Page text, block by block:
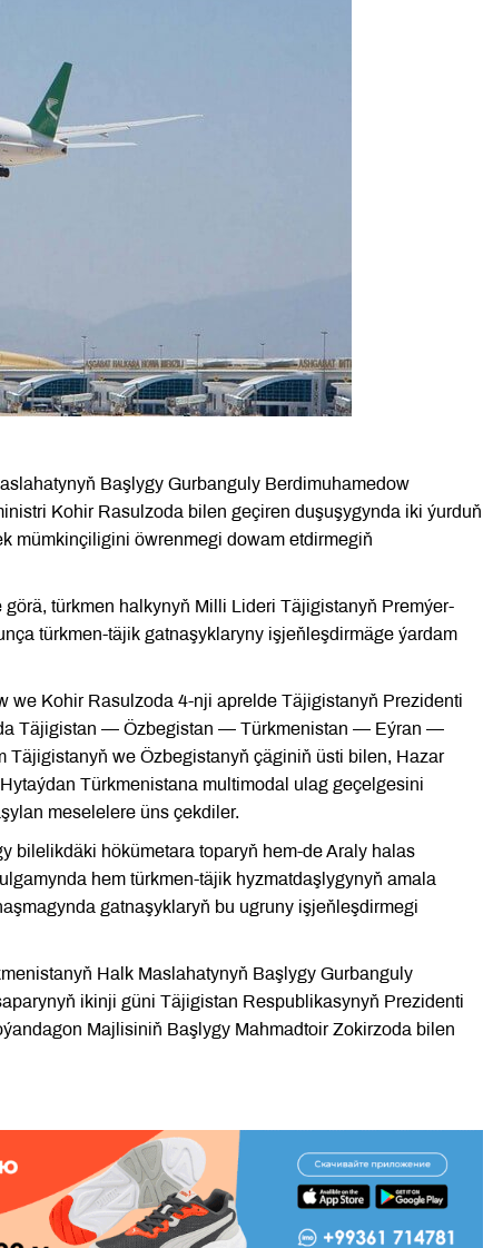
Başlygy Gurbanguly Berdimuhamedow
Kohir Rasulzoda bilen geçiren duşuşygynda iki ýurduň
mümkinçiligini öwrenmegi dowam etdirmegiň
türkmen halkynyň Milli Lideri Täjigistanyň Premýer-
türkmen-täjik gatnaşyklaryny işjeňleşdirmäge ýardam
we Kohir Rasulzoda 4-nji aprelde Täjigistanyň Prezidenti
Täjigistan — Özbegistan — Türkmenistan — Eýran —
we Özbegistanyň çäginiň üsti bilen, Hazar
Türkmenistana multimodal ulag geçelgesini
meselelere üns çekdiler.
bilelikdäki hökümetara toparyň hem-de Araly halas
hem türkmen-täjik hyzmatdaşlygynyň amala
gatnaşyklaryň bu ugruny işjeňleşdirmegi
Halk Maslahatynyň Başlygy Gurbanguly
ikinji güni Täjigistan Respublikasynyň Prezidenti
Majlisiniň Başlygy Mahmadtoir Zokirzoda bilen